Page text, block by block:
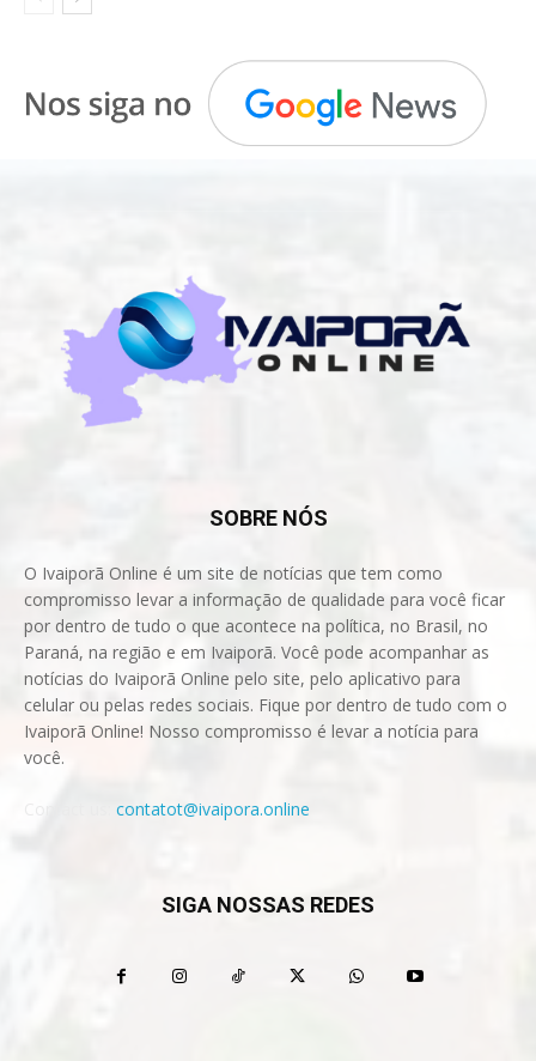
SOBRE NÓS
O Ivaiporã Online é um site de notícias que tem como
compromisso levar a informação de qualidade para você ficar
por dentro de tudo o que acontece na política, no Brasil, no
Paraná, na região e em Ivaiporã. Você pode acompanhar as
notícias do Ivaiporã Online pelo site, pelo aplicativo para
celular ou pelas redes sociais. Fique por dentro de tudo com o
Ivaiporã Online! Nosso compromisso é levar a notícia para
você.
contatot@ivaipora.online
SIGA NOSSAS REDES